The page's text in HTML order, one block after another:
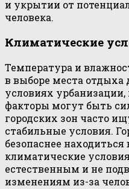
и укрытии от
человека.
Климатические
Температура и
в выборе места отдыха
условиях
факторы могут быть
городских зон часто
стабильные условия.
безопаснее находиться
климатические
естественным и не
изменениям из-за